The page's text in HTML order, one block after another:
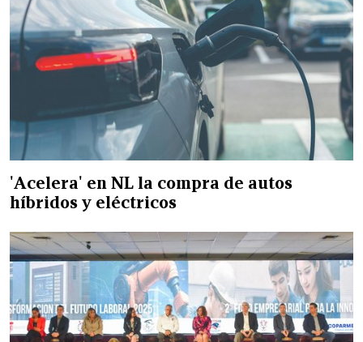
'Acelera' en NL la compra de autos
híbridos y eléctricos